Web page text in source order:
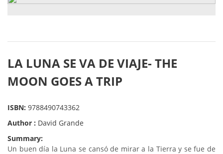
LA LUNA SE VA DE VIAJE- THE
MOON GOES A TRIP
ISBN: 9788490743362
Author : David Grande
Summary:
Un buen día la Luna se cansó de mirar a la Tierra y se fue de